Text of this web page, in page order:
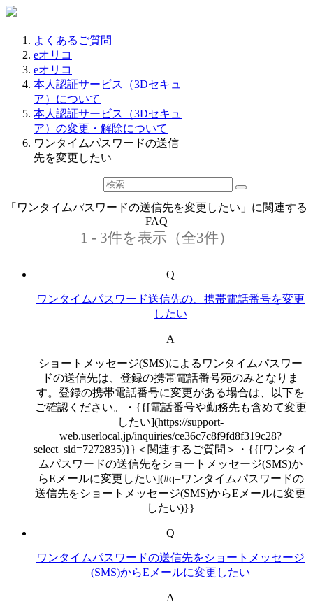
よくあるご質問
eオリコ
eオリコ
本人認証サービス（3Dセキュ
ア）について
本人認証サービス（3Dセキュ
ア）の変更・解除について
ワンタイムパスワードの送信
先を変更したい
「ワンタイムパスワードの送信先を変更したい」に関連する
FAQ
1 - 3件を表示（全3件）
Q
ワンタイムパスワード送信先の、携帯電話番号を変更
したい
A
ショートメッセージ(SMS)によるワンタイムパスワー
ドの送信先は、登録の携帯電話番号宛のみとなりま
す。登録の携帯電話番号に変更がある場合は、以下を
ご確認ください。・{{[電話番号や勤務先も含めて変更
したい](https://support-
web.userlocal.jp/inquiries/ce36c7c8f9fd8f319c28?
select_sid=7272835)}}＜関連するご質問＞・{{[ワンタイ
ムパスワードの送信先をショートメッセージ(SMS)か
らEメールに変更したい](#q=ワンタイムパスワードの
送信先をショートメッセージ(SMS)からEメールに変更
したい)}}
Q
ワンタイムパスワードの送信先をショートメッセージ
(SMS)からEメールに変更したい
A